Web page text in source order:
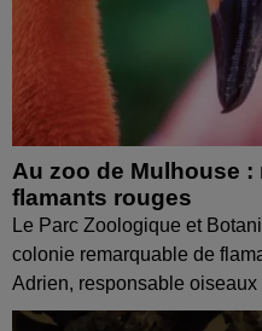
Au zoo de Mulhouse
flamants rouges
Le Parc Zoologique et
colonie remarquable de
Adrien, responsable oiseaux